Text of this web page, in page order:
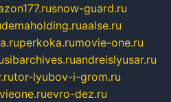
snow-guard.ru
demaholding.ruaalse.ru
perkoka.rumovie-one.ru
sibarchives.ruandreislyusar.ru
tor-lyubov-i-grom.ru
evro-dez.ru